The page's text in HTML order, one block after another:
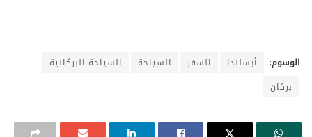
الوسوم: أيسلندا السفر السياحة
السياحة البركانية
بركان